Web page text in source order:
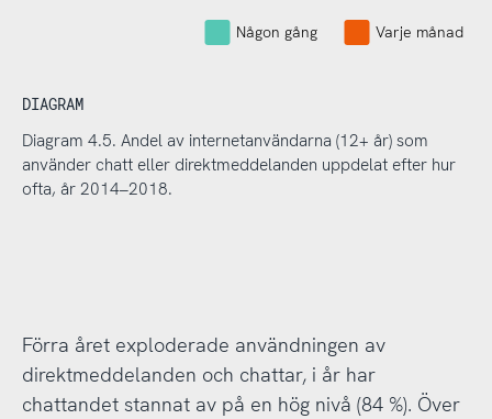
Någon gång Varje månad
DIAGRAM
Diagram 4.5. Andel av internetanvändarna (12+ år) som
använder chatt eller direktmeddelanden uppdelat efter hur
ofta, år 2014–2018.
Förra året exploderade användningen av
direktmeddelanden och chattar, i år har
chattandet stannat av på en hög nivå (84 %). Över